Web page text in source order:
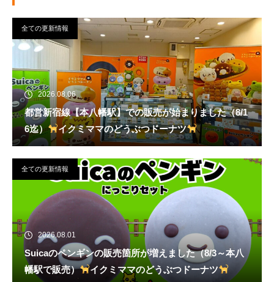
全ての更新情報
2026.08.06
都営新宿線【本八幡駅】での販売が始まりました（8/1
6迄）
イクミママのどうぶつドーナツ
全ての更新情報
2026.08.01
Suicaのペンギンの販売箇所が増えました（8/3～本八
幡駅で販売）
イクミママのどうぶつドーナツ